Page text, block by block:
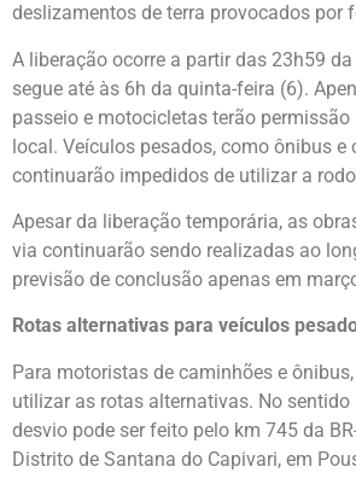
deslizamentos de terra provocados por
A liberação ocorre a partir das 23h59
segue até às 6h da quinta-feira (6).
passeio e motocicletas terão
local. Veículos pesados, como ônibus e
continuarão impedidos de utilizar a
Apesar da liberação temporária, as
via continuarão sendo realizadas ao
previsão de conclusão apenas em
Rotas alternativas para veículos
Para motoristas de caminhões e
utilizar as rotas alternativas. No sentido
desvio pode ser feito pelo km 745 da
Distrito de Santana do Capivari, em